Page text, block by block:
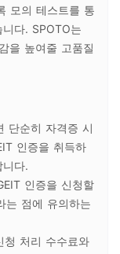
모의 테스트를 통
다. SPOTO는
을 높여줄 고품질
단순히 자격증 시
인증을 취득하
다.
인증을 신청할
는 점에 유의하는
처리 수수료와